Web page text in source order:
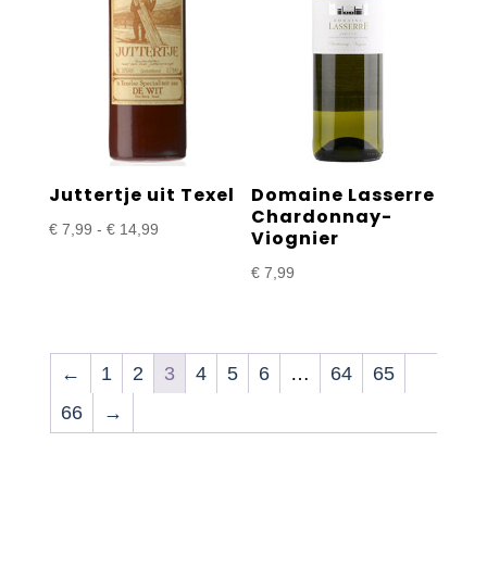
Juttertje uit Texel
€7,99 - €14,99Prijsklasse:
Domaine Lasserre
Chardonnay-
Viognier
€ 7,99
← 1 2 3 4 5 6 … 64
65
66
→